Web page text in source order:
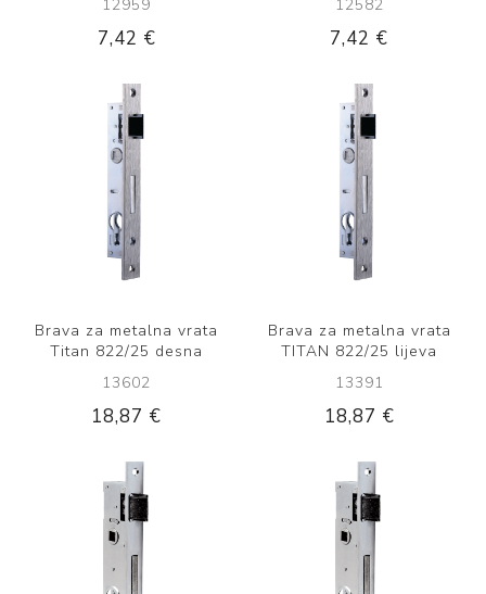
12959
7,42 €
12582
7,42 €
Brava za metalna vrata
Titan 822/25 desna
13602
18,87 €
Brava za metalna vrata
TITAN 822/25 lijeva
13391
18,87 €